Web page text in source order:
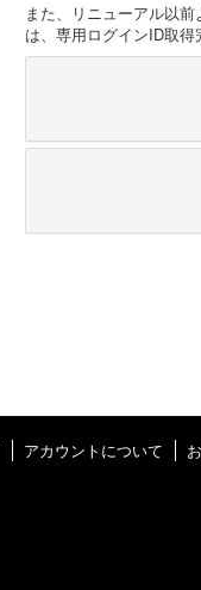
また、リニューアル以
は、専用ログインID取得
アカウントについて